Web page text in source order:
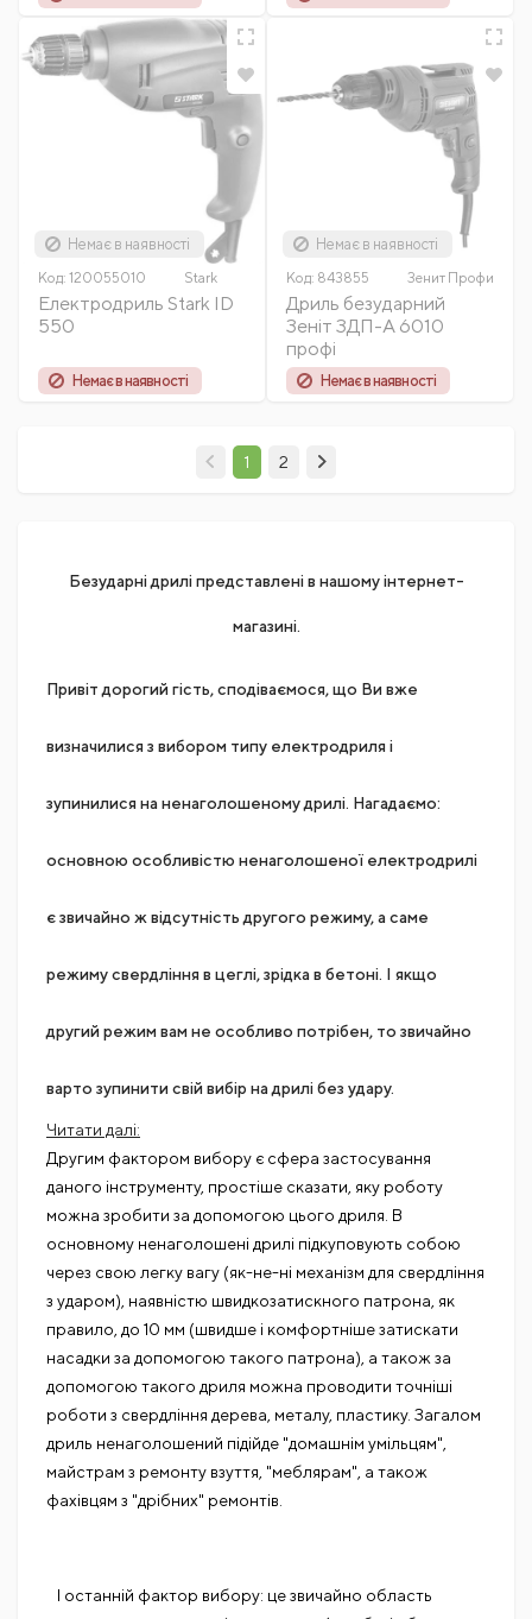
Немає в наявності
Код: 120055010 Stark
Електродриль Stark ID
550
Немає в наявності
Немає в наявності
Код: 843855 Зенит Профи
Дриль безударний
Зеніт ЗДП-А 6010
профі
Немає в наявності
1 2
Безударні дрилі представлені в нашому інтернет-
магазині.
Привіт дорогий гість, сподіваємося, що Ви вже
визначилися з вибором типу електродриля і
зупинилися на ненаголошеному дрилі. Нагадаємо:
основною особливістю ненаголошеної електродрилі
є звичайно ж відсутність другого режиму, а саме
режиму свердління в цеглі, зрідка в бетоні. І якщо
другий режим вам не особливо потрібен, то звичайно
варто зупинити свій вибір на дрилі без удару.
Читати далі:
Другим фактором вибору є сфера застосування
даного інструменту, простіше сказати, яку роботу
можна зробити за допомогою цього дриля. В
основному ненаголошені дрилі підкуповують собою
через свою легку вагу (як-не-ні механізм для свердління
з ударом), наявністю швидкозатискного патрона, як
правило, до 10 мм (швидше і комфортніше затискати
насадки за допомогою такого патрона), а також за
допомогою такого дриля можна проводити точніші
роботи з свердління дерева, металу, пластику. Загалом
дриль ненаголошений підійде "домашнім умільцям",
майстрам з ремонту взуття, "меблярам", а також
фахівцям з "дрібних" ремонтів.
І останній фактор вибору: це звичайно область